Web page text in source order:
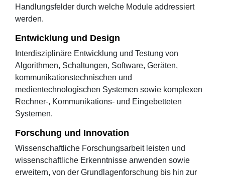
Handlungsfelder durch welche Module addressiert
werden.
Entwicklung und Design
Interdisziplinäre Entwicklung und Testung von
Algorithmen, Schaltungen, Software, Geräten,
kommunikationstechnischen und
medientechnologischen Systemen sowie komplexen
Rechner-, Kommunikations- und Eingebetteten
Systemen.
Forschung und Innovation
Wissenschaftliche Forschungsarbeit leisten und
wissenschaftliche Erkenntnisse anwenden sowie
erweitern, von der Grundlagenforschung bis hin zur